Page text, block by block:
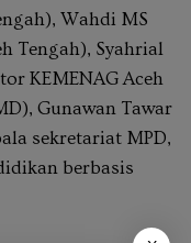
Wahdi MS
Tengah), Syahrial
KEMENAG Aceh
Gunawan Tawar
sekretariat MPD,
berbasis